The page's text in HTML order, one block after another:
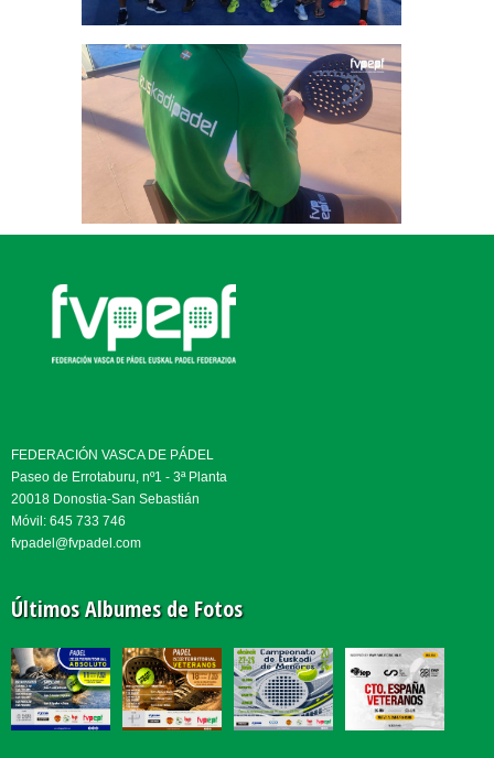
FEDERACIÓN VASCA DE PÁDEL
Paseo de Errotaburu, nº1 - 3ª Planta
20018 Donostia-San Sebastián
Móvil: 645 733 746
fvpadel@fvpadel.com
Últimos Albumes de Fotos